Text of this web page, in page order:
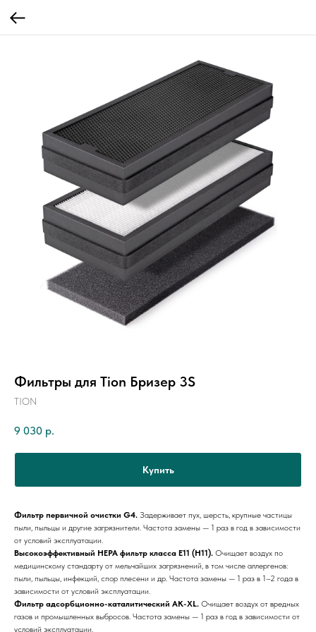
Фильтры для Tion Бризер 3S
TION
9 030 р.
Купить
Фильтр первичной очистки G4. Задерживает пух, шерсть, крупные частицы
пыли, пыльцы и другие загрязнители. Частота замены — 1 раз в год в зависимости
от условий эксплуатации.
Высокоэффективный HEPA фильтр класса E11 (Н11). Очищает воздух по
медицинскому стандарту от мельчайших загрязнений, в том числе аллергенов:
пыли, пыльцы, инфекций, спор плесени и др. Частота замены — 1 раз в 1–2 года в
зависимости от условий эксплуатации.
Фильтр адсорбционно-каталитический AK-XL. Очищает воздух от вредных
газов и промышленных выбросов. Частота замены — 1 раз в год в зависимости от
условий эксплуатации.